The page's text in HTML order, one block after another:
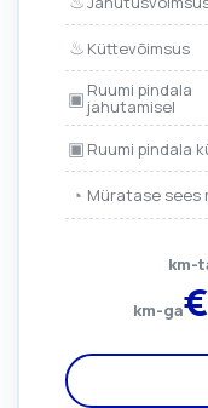
♨ Küttevõimsus
▣ Ruumi pindala
jahutamisel
▣ Ruumi pindala
◔ Müratase sees
km-
km-ga€